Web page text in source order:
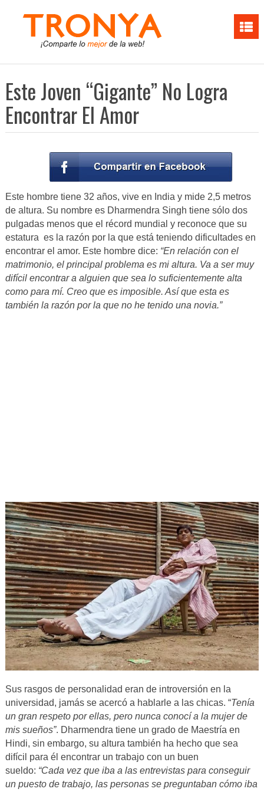
Este Joven “Gigante” No Logra
Encontrar El Amor
Este hombre tiene 32 años, vive en India y mide 2,5 metros
de altura. Su nombre es Dharmendra Singh tiene sólo dos
pulgadas menos que el récord mundial y reconoce que su
estatura es la razón por la que está teniendo dificultades en
encontrar el amor. Este hombre dice: “En relación con el
matrimonio, el principal problema es mi altura. Va a ser muy
difícil encontrar a alguien que sea lo suficientemente alta
como para mí. Creo que es imposible. Así que esta es
también la razón por la que no he tenido una novia.”
Sus rasgos de personalidad eran de introversión en la
universidad, jamás se acercó a hablarle a las chicas. “Tenía
un gran respeto por ellas, pero nunca conocí a la mujer de
mis sueños”. Dharmendra tiene un grado de Maestría en
Hindi, sin embargo, su altura también ha hecho que sea
difícil para él encontrar un trabajo con un buen
sueldo: “Cada vez que iba a las entrevistas para conseguir
un puesto de trabajo, las personas se preguntaban cómo iba